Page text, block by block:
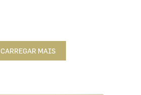
CARREGAR MAIS